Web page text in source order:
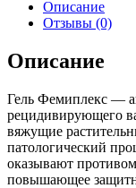
Описание
Отзывы (0)
Описание
Гель Фемиплекс —
рецидивирующего
вяжущие
патологический
оказывают
повышающее